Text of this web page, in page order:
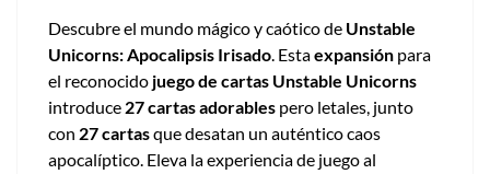
Descubre el mundo mágico y caótico de Unstable
Unicorns: Apocalipsis Irisado. Estaexpansión para
el reconocido juego de cartas Unstable Unicorns
introduce 27 cartas adorables pero letales, junto
con 27 cartasque desatan un auténtico caos
apocalíptico. Eleva la experiencia de juego al